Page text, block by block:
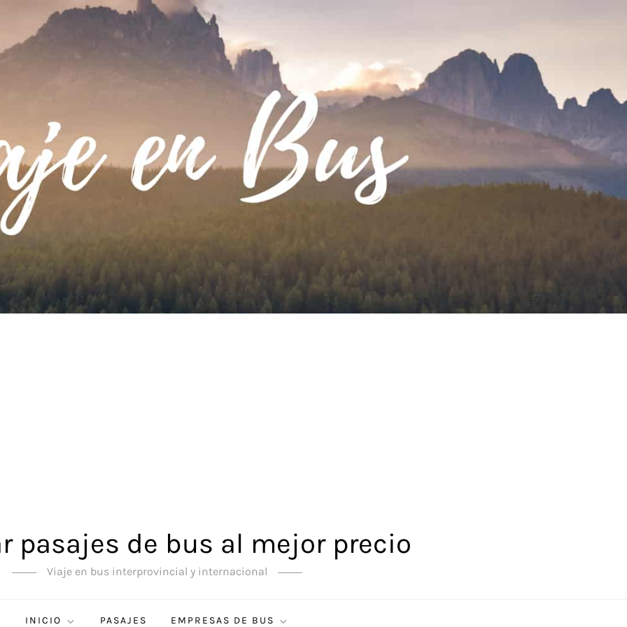
pasajes de bus al mejor precio
Viaje en bus interprovincial y internacional
INICIO PASAJES EMPRESAS DE BUS